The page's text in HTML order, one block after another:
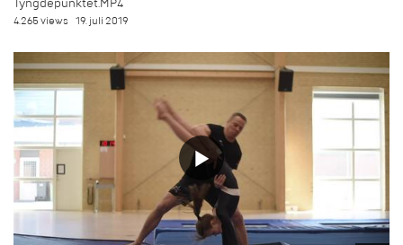
4.265 views 19. juli 2019